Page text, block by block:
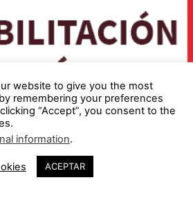
website to give you the most
remembering your preferences
“Accept”, you consent to the
information.
ACEPTAR